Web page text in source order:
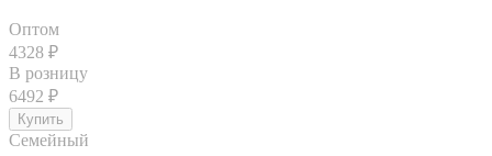
Оптом
4328 ₽
В розницу
6492 ₽
Семейный